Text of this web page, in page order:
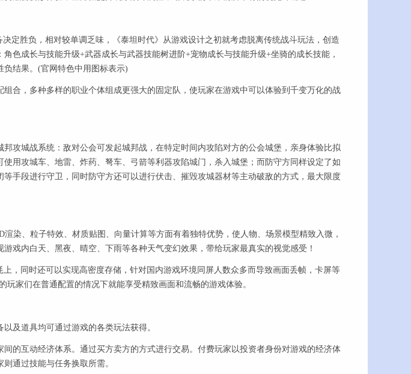
胜负，相对较单调乏味，《泰坦时代》从游戏设计之初就考虑脱离传统战斗玩法，创造
色成长与技能升级+武器成长与武器技能树进阶+宠物成长与技能升级+坐骑的成长技能，
负结果。(官网特色中用图标表示)
，多种多样的职业个体组成更强大的固定队，使玩家在游戏中可以体验到千变万化的战
城战系统：敌对公会可发起城邦战，在特定时间内攻陷对方的公会城堡，亲身体验比拟
用攻城车、地雷、炸药、弩车、弓箭等利器攻陷城门，杀入城堡；而防守方同样设定了如
手段进行守卫，同时防守方还可以进行伏击、摧毁攻城器材等主动破敌的方式，最大限度
、粒子特效、材质贴图、向量计算等方面有着独特优势，使人物、场景模型精致入微，
戏内白天、黑夜、晴空、下雨等各种天气变幻效果，带给玩家最真实的视觉感受！
同时还可以实现高密度存储，针对国内游戏环境同屏人数众多而导致画面丢帧，卡屏等
玩家们在普通配置的情况下就能享受精致画面和流畅的游戏体验。
道具均可通过游戏的各类玩法获得。
互动经济体系。通过买方卖方的方式进行交易。付费玩家以投资者身份对游戏的经济体
通过技能与任务换取所需。